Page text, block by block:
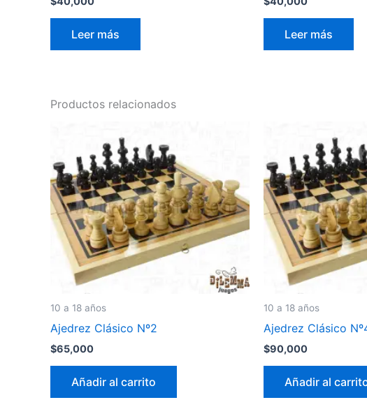
Leer más Leer más
Productos relacionados
10 a 18 años
Ajedrez Clásico Nº2
$65,000
Añadir al carrito
10 a 18 años
Ajedrez Clásico
$90,000
Añadir al